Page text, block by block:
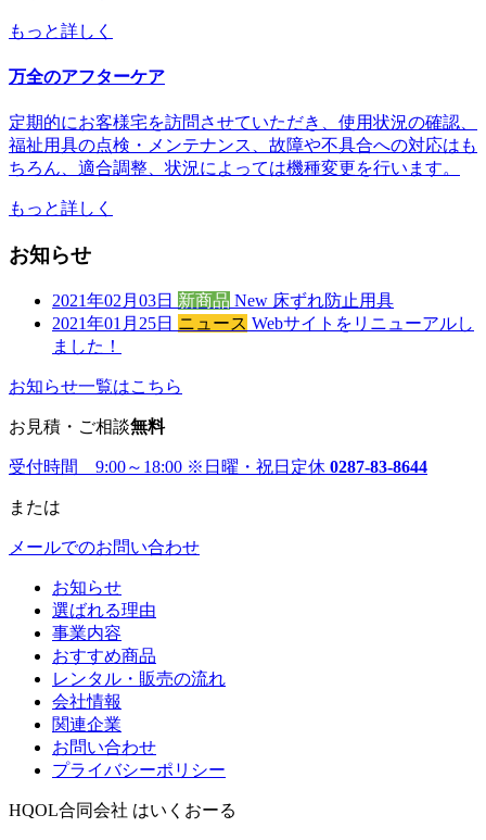
もっと詳しく
万全のアフターケア
定期的にお客様宅を訪問させていただき、使用状況の確認、
福祉用具の点検・メンテナンス、故障や不具合への対応はも
ちろん、適合調整、状況によっては機種変更を行います。
もっと詳しく
お知らせ
2021年02月03日 新商品 New 床ずれ防止用具
2021年01月25日 ニュース Webサイトをリニューアルし
ました！
お知らせ一覧はこちら
お見積・ご相談無料
受付時間 9:00～18:00 ※日曜・祝日定休 0287-83-8644
または
メールでのお問い合わせ
お知らせ
選ばれる理由
事業内容
おすすめ商品
レンタル・販売の流れ
会社情報
関連企業
お問い合わせ
プライバシーポリシー
HQOL合同会社 はいくおーる